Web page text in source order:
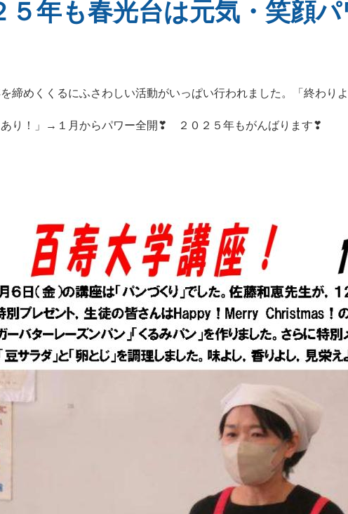
５年も春光台は元気・笑顔
締めくくるにふさわしい活動がいっぱい行われました。「終わり
り！」→１月からパワー全開❣ ２０２５年もがんばります❣